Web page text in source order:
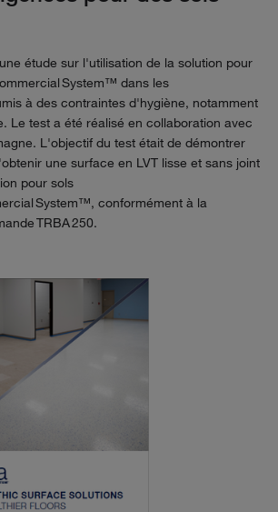
étude sur l'utilisation de la solution pour
System™ dans les
à des contraintes d'hygiène, notamment
Le test a été réalisé en collaboration avec
L'objectif du test était de démontrer
une surface en LVT lisse et sans joint
pour sols
System™, conformément à la
TRBA 250.